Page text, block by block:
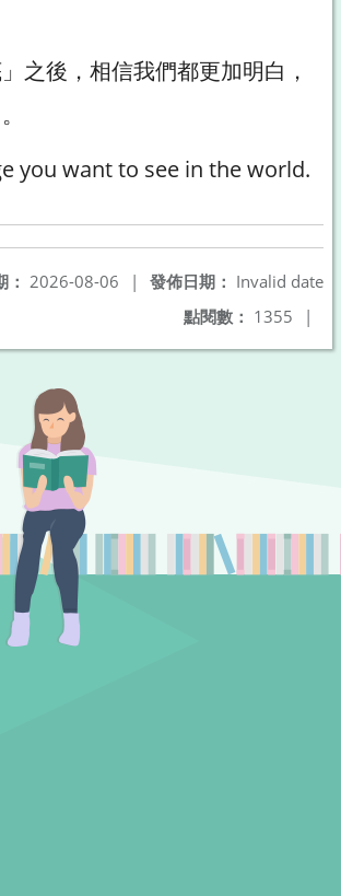
」之後，相信我們都更加明白，
you want to see in the world.
發佈日期： Invalid date
2026-08-06
|
點閱數： 1355 |